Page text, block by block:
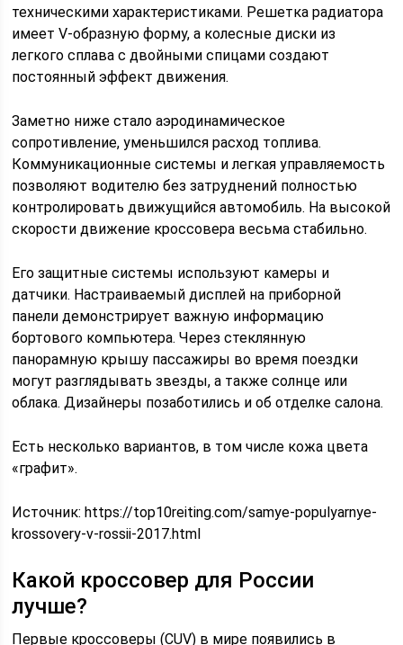
техническими характеристиками. Решетка радиатора
имеет V-образную форму, а колесные диски из
легкого сплава с двойными спицами создают
постоянный эффект движения.
Заметно ниже стало аэродинамическое
сопротивление, уменьшился расход топлива.
Коммуникационные системы и легкая управляемость
позволяют водителю без затруднений полностью
контролировать движущийся автомобиль. На высокой
скорости движение кроссовера весьма стабильно.
Его защитные системы используют камеры и
датчики. Настраиваемый дисплей на приборной
панели демонстрирует важную информацию
бортового компьютера. Через стеклянную
панорамную крышу пассажиры во время поездки
могут разглядывать звезды, а также солнце или
облака. Дизайнеры позаботились и об отделке салона.
Есть несколько вариантов, в том числе кожа цвета
«графит».
Источник:https://top10reiting.com/samye-populyarnye-
krossovery-v-rossii-2017.html
Какой кроссовер для России
лучше?
Первые кроссоверы (CUV) в мире появились в